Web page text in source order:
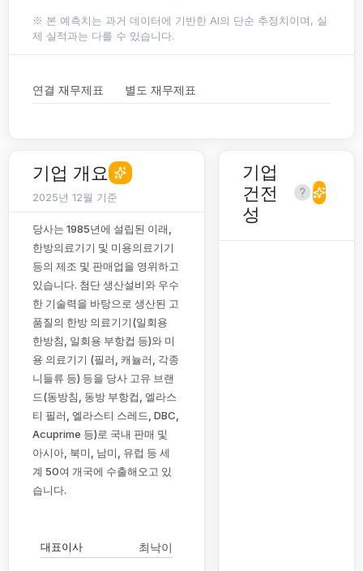
※ 본 예측치는 과거 데이터에 기반한 AI의 단순 추정치이며, 실
제 실적과는 다를 수 있습니다.
연결 재무제표 별도 재무제표
기업 개요
2025년 12월 기준
당사는 1985년에 설립된 이래,
한방의료기기 및 미용의료기기
등의 제조 및 판매업을 영위하고
있습니다. 첨단 생산설비와 우수
한 기술력을 바탕으로 생산된 고
품질의 한방 의료기기(일회용
한방침, 일회용 부항컵 등)와 미
용 의료기기 (필러, 캐뉼러, 각종
니들류 등) 등을 당사 고유 브랜
드(동방침, 동방 부항컵, 엘라스
티 필러, 엘라스티 스레드, DBC,
Acuprime 등)로 국내 판매 및
아시아, 북미, 남미, 유럽 등 세
계 50여 개국에 수출해오고 있
습니다.
대표이사 최낙이
기업
건전
성